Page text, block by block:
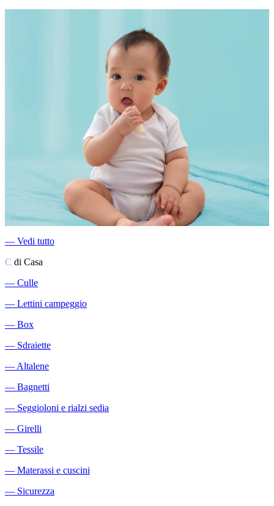
― Vedi tutto
C di Casa
― Culle
― Lettini campeggio
― Box
― Sdraiette
―Altalene
― Bagnetti
― Seggioloni e rialzi sedia
― Girelli
― Tessile
― Materassi e cuscini
― Sicurezza